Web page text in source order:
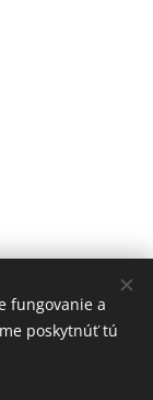
občianske
fungovanie a
poskytnúť tú